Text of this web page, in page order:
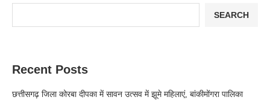
SEARCH
Recent Posts
छत्तीसगढ़ जिला कोरबा दीपका में सावन उत्सव में झूमे महिलाएं, बांकीमोंगरा पालिका